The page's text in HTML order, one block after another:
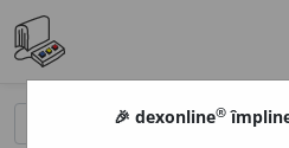
🎉 dexonline®